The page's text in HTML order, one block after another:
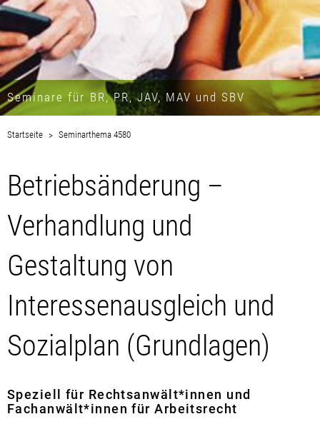
Seminare für BR, PR, JAV, MAV und SBV
Startseite Seminarthema 4580
Betriebsänderung –
Verhandlung und
Gestaltung von
Interessenausgleich und
Sozialplan (Grundlagen)
Speziell für Rechtsanwält*innen und
Fachanwält*innen für Arbeitsrecht